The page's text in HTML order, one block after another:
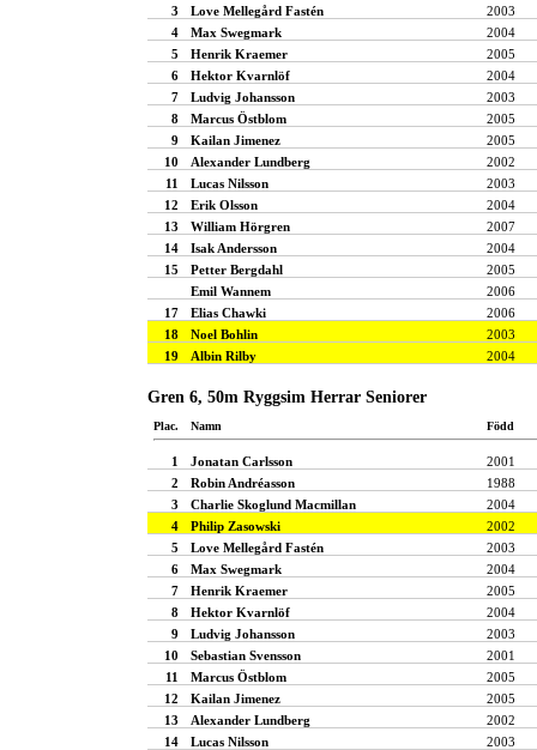
3
Love Mellegård Fastén
2003
4
Max Swegmark
2004
5
Henrik Kraemer
2005
6
Hektor Kvarnlöf
2004
7
Ludvig Johansson
2003
8
Marcus Östblom
2005
9
Kailan Jimenez
2005
10
Alexander Lundberg
2002
11
Lucas Nilsson
2003
12
Erik Olsson
2004
13
William Hörgren
2007
14
Isak Andersson
2004
15
Petter Bergdahl
2005
Emil Wannem
2006
17
Elias Chawki
2006
18
Noel Bohlin
2003
19
Albin Rilby 2004
Gren 6, 50m Ryggsim Herrar Seniorer
Plac. Namn Född
1 Jonatan Carlsson
2001
2
Robin Andréasson
1988
3
Charlie Skoglund Macmillan
2004
4
Philip Zasowski
2002
5
Love Mellegård Fastén
2003
6
Max Swegmark
2004
7
Henrik Kraemer
2005
8
Hektor Kvarnlöf
2004
9
Ludvig Johansson
2003
10
Sebastian Svensson
2001
11
Marcus Östblom
2005
12
Kailan Jimenez
2005
13
Alexander Lundberg
2002
14
Lucas Nilsson
2003